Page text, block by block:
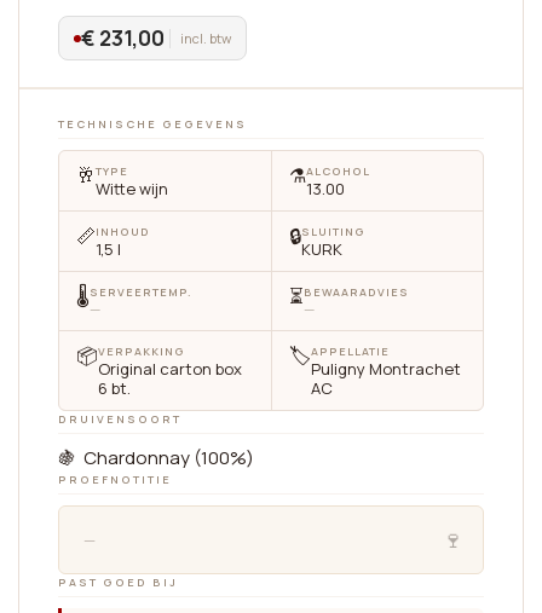
€ 231,00 incl. btw
TECHNISCHE GEGEVENS
🥂 TYPE
Witte wijn ⚗️ALCOHOL
13.00
📏INHOUD
1,5 l 🔒SLUITING
KURK
🌡SERVEERTEMP.
— ⏳BEWAARADVIES
—
📦VERPAKKING
Original carton box
6 bt.
🏷APPELLATIE
Puligny Montrachet
AC
DRUIVENSOORT
🍇 Chardonnay (100%)
PROEFNOTITIE
🍷
—
PAST GOED BIJ